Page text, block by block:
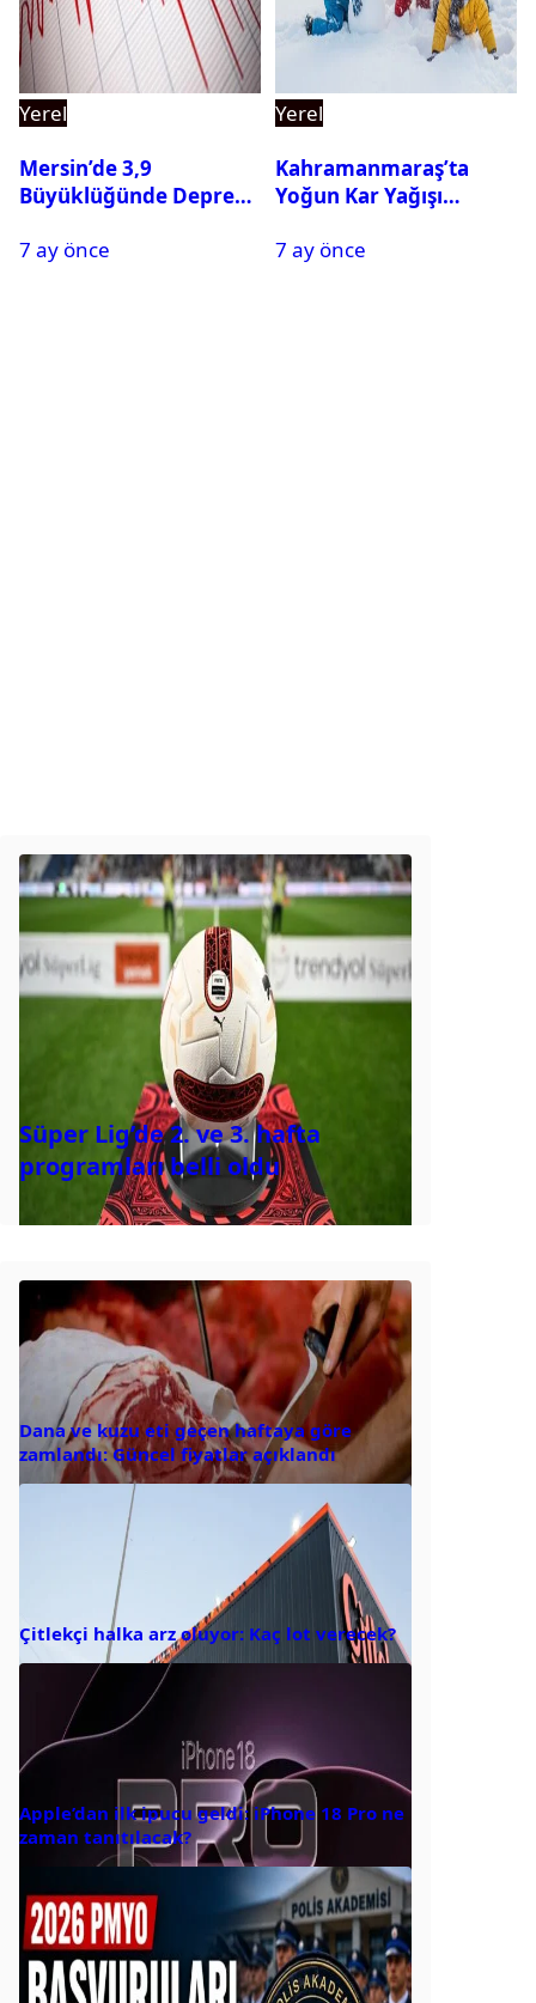
Yerel
Mersin’de 3,9
Büyüklüğünde Deprem
7 ay önce
Yerel
Kahramanmaraş’ta
Yoğun Kar Yağışı
Tatil
7 ay önce
Süper Lig’de 2. ve 3. hafta
programları belli oldu
Dana ve kuzu eti geçen haftaya göre
zamlandı: Güncel fiyatlar açıklandı
Çitlekçi halka arz oluyor: Kaç lot verecek?
Apple’dan ilk ipucu geldi: iPhone 18 Pro ne
zaman tanıtılacak?